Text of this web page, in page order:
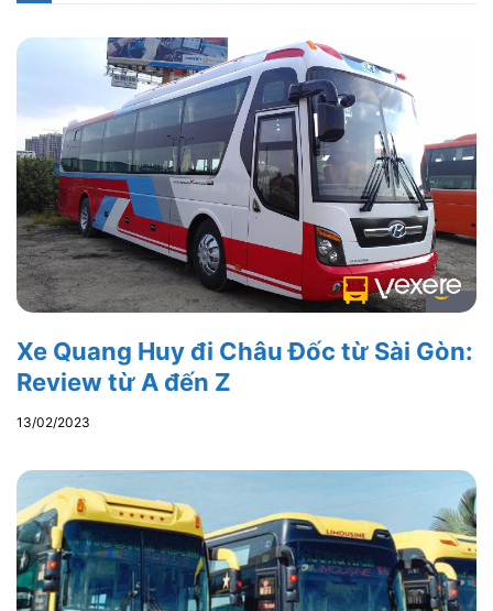
Xe Quang Huy đi Châu Đốc từ Sài Gòn:
Review từ A đến Z
13/02/2023